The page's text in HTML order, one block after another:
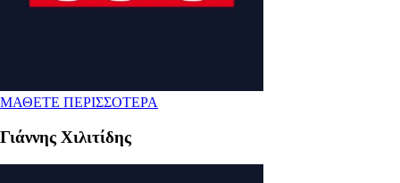
ΜΑΘΕΤΕ ΠΕΡΙΣΣΟΤΕΡΑ
Γιάννης Χιλιτίδης